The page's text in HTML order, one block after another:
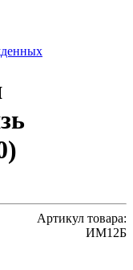
Артикул товара:
ИМ12Б